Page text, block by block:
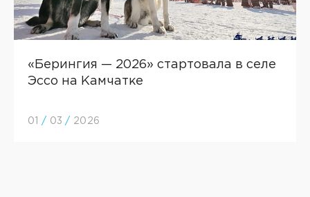
«Берингия — 2026» стартовала в селе
Эссо на Камчатке
01 / 03 / 2026